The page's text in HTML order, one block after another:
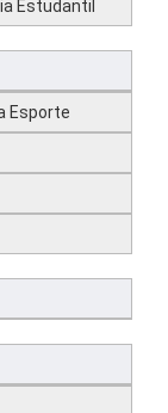
Estudantil
Esporte